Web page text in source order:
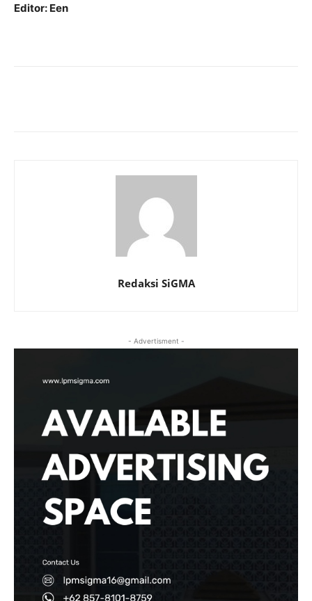
Editor: Een
Redaksi SiGMA
- Advertisment -